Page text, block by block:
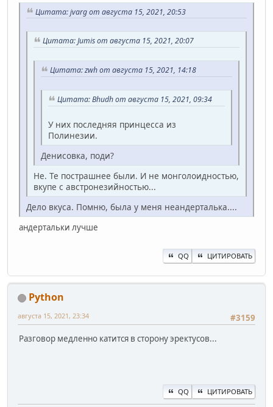
Цитата: jvarg от августа 15, 2021, 20:53
Цитата: Jumis от августа 15, 2021, 20:07
Цитата: zwh от августа 15, 2021, 14:18
Цитата: Bhudh от августа 15, 2021, 09:34
У них последняя принцесса из
Полинезии.
Денисовка, поди?
Не. Те пострашнее были. И не монголоидностью,
вкупе с австронезийностью...
Дело вкуса. Помню, была у меня неандерталька....
андертальки лучше
QQ ЦИТИРОВАТЬ
Python
#3159
августа 15, 2021, 23:34
Разговор медленно катится в сторону эректусов...
QQ ЦИТИРОВАТЬ